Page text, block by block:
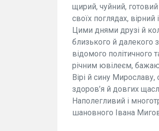
щирий, чуйний,
своїх поглядах,
Цими днями друзі й
близького й далекого
відомого політичного
річним ювілеєм,
Вірі й сину Мирославу,
здоров’я й довгих
Наполегливий і
шановного Івана